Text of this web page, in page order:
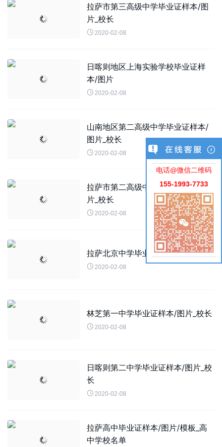
电话@微信二维码
155-1993-7733
拉萨市第三高级中学毕业证样本/图
片_校长
 2020-02-08
日喀则地区上海实验学校毕业证样
本/图片
 2020-02-08
山南地区第二高级中学毕业证样本/
图片_校长
 2020-02-08
拉萨市第二高级中学毕业证样本/图
片_校长
 2020-02-08
拉萨北京中学毕业证样本/图片_校长
 2020-02-08
林芝第一中学毕业证样本/图片_校长
 2020-02-08
日喀则第二中学毕业证样本/图片_校
长
 2020-02-08
拉萨高中毕业证样本/图片/模板_高
中学校名单